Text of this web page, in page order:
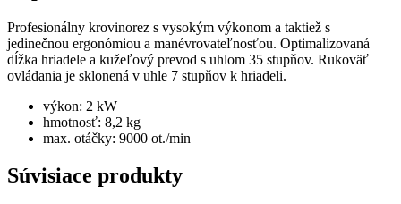
Profesionálny krovinorez s vysokým výkonom a taktiež s
jedinečnou ergonómiou a manévrovateľnosťou. Optimalizovaná
dĺžka hriadele a kužeľový prevod s uhlom 35 stupňov. Rukoväť
ovládania je sklonená v uhle 7 stupňov k hriadeli.
výkon: 2 kW
hmotnosť: 8,2 kg
max. otáčky: 9000 ot./min
Súvisiace produkty